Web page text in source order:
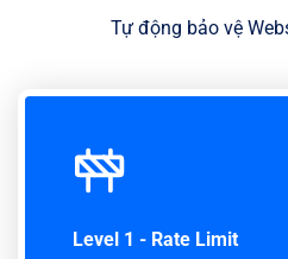
Tự động bảo vệ
Level 1 - Rate Limit